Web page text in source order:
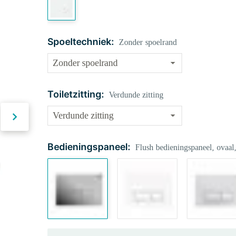
Spoeltechniek: Zonder spoelrand
Toiletzitting: Verdunde zitting
Bedieningspaneel: Flush bedieningspaneel,